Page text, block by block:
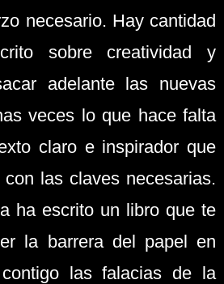
necesario. Hay cantidad
sobre creatividad y
adelante las nuevas
veces lo que hace falta
claro e inspirador que
las claves necesarias.
ha escrito un libro que te
la barrera del papel en
las falacias de la